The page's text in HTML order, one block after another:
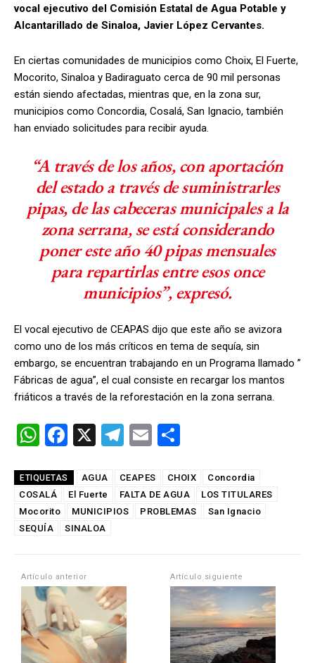
vocal ejecutivo del Comisión Estatal de Agua Potable y
Alcantarillado de Sinaloa, Javier López Cervantes.
En ciertas comunidades de municipios como Choix, El Fuerte,
Mocorito, Sinaloa y Badiraguato cerca de 90 mil personas
están siendo afectadas, mientras que, en la zona sur,
municipios como Concordia, Cosalá, San Ignacio, también
han enviado solicitudes para recibir ayuda.
“A través de los años, con aportación
del estado a través de suministrarles
pipas, de las cabeceras municipales a la
zona serrana, se está considerando
poner este año 40 pipas mensuales
para repartirlas entre esos once
municipios”, expresó.
El vocal ejecutivo de CEAPAS dijo que este año se avizora
como uno de los más críticos en tema de sequía, sin
embargo, se encuentran trabajando en un Programa llamado ”
Fábricas de agua”, el cual consiste en recargar los mantos
friáticos a través de la reforestación en la zona serrana.
W
at
s
A
p
F
ce
b
o
k
X
T
e
gr
E
ail m
p
ETIQUETAS AGUA CEAPES CHOIX
Concordia
COSALÁ
El Fuerte FALTA DE AGUA
LOS TITULARES
Mocorito
MUNICIPIOS PROBLEMAS
San Ignacio
SEQUÍA
SINALOA
Artículo anterior Artículo siguiente